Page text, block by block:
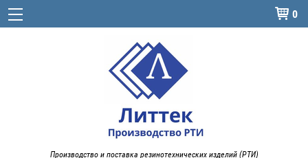
 0
Производство и поставка резинотехнических изделий (РТИ)